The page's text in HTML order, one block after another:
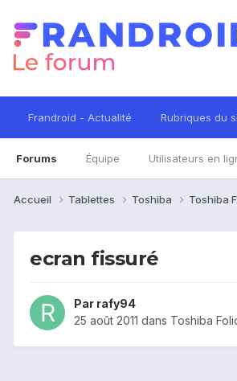
Frandroid - Actualité Rubriques du
Forums Équipe Utilisateurs en
Accueil Tablettes Toshiba Toshiba
ecran fissuré
Par rafy94
25 août 2011 dans Toshiba